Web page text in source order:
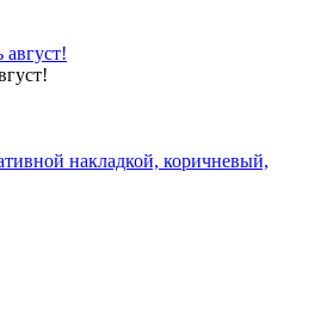
накладкой, коричневый,